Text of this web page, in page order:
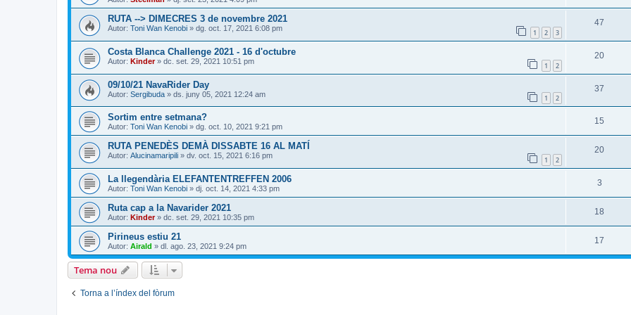
RUTA --> DIMECRES 3 de novembre 2021
Autor: Toni Wan Kenobi » dg. oct. 17, 2021 6:08 pm 1 2 3
47
Costa Blanca Challenge 2021 - 16 d'octubre
Autor: Kinder» dc. set. 29, 2021 10:51 pm 1 2
20
09/10/21 NavaRider Day
Autor: Sergibuda » ds. juny 05, 2021 12:24 am 1 2
37
Sortim entre setmana?
Autor: Toni Wan Kenobi » dg. oct. 10, 2021 9:21 pm
15
RUTA PENEDÈS DEMÀ DISSABTE 16 AL MATÍ
Autor: Alucinamaripili » dv. oct. 15, 2021 6:16 pm 1 2
20
La llegendària ELEFANTENTREFFEN 2006
Autor: Toni Wan Kenobi » dj. oct. 14, 2021 4:33 pm
3
Ruta cap a la Navarider 2021
Autor: Kinder» dc. set. 29, 2021 10:35 pm
18
Pirineus estiu 21
Autor: Airald » dl. ago. 23, 2021 9:24 pm
17
Tema nou
Torna a l’índex del fòrum